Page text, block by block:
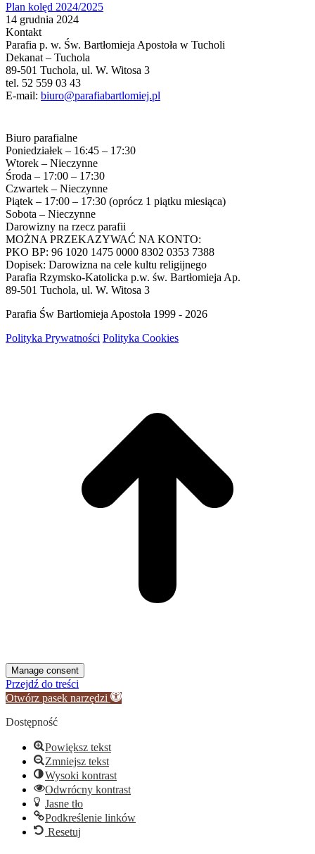
Plan kolęd 2024/2025
14 grudnia 2024
Kontakt
Parafia p. w. Św. Bartłomieja Apostoła w Tucholi
Dekanat – Tuchola
89-501 Tuchola, ul. W. Witosa 3
tel. 52 559 03 43
E-mail: biuro@parafiabartlomiej.pl
Biuro parafialne
Poniedziałek – 16:45 – 17:30
Wtorek – Nieczynne
Środa – 17:00 – 17:30
Czwartek – Nieczynne
Piątek – 17:00 – 17:30 (oprócz 1 piątku miesiąca)
Sobota – Nieczynne
Darowizny na rzecz parafii
MOŻNA PRZEKAZYWAĆ NA KONTO:
PKO BP: 96 1020 1475 0000 8302 0353 7388
Dopisek: Darowizna na cele kultu religijnego
Parafia Rzymsko-Katolicka p.w. św. Bartłomieja Ap.
89-501 Tuchola, ul. W. Witosa 3
Parafia Św Bartłomieja Apostoła 1999 - 2026
Polityka Prywatności Polityka Cookies
Manage consent
Przejdź do treści
Otwórz pasek narzędzi
Dostępność
Powiększ tekst
Zmniejsz tekst
Wysoki kontrast
Odwrócny kontrast
Jasne tło
Podkreślenie linków
Resetuj